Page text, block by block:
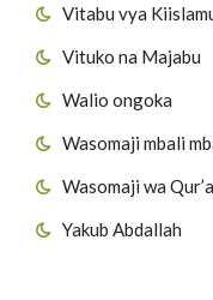
Vitabu vya
Vituko na Majabu
Walio ongoka
Wasomaji mbali
Wasomaji wa
Yakub Abdallah